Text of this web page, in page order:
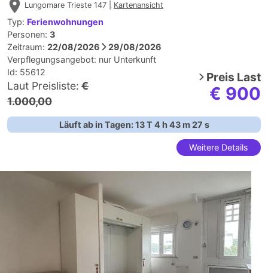
Lungomare Trieste 147 | Kartenansicht
Typ: Ferienwohnungen
Personen: 3
Zeitraum: 22/08/2026
29/08/2026
Verpflegungsangebot: nur Unterkunft
Id: 55612
Laut Preisliste: €
1.000,00
Preis Last
€ 900
Läuft ab in Tagen:13T 4 h 43m26 s
Weitere Details